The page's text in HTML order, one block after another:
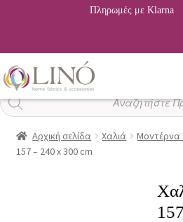
Πληρωμές με Klarna
Αναζήτηση
προϊόντων
Αρχική σελίδα Χαλιά Μοντέρνα
157 – 240 x 300 cm